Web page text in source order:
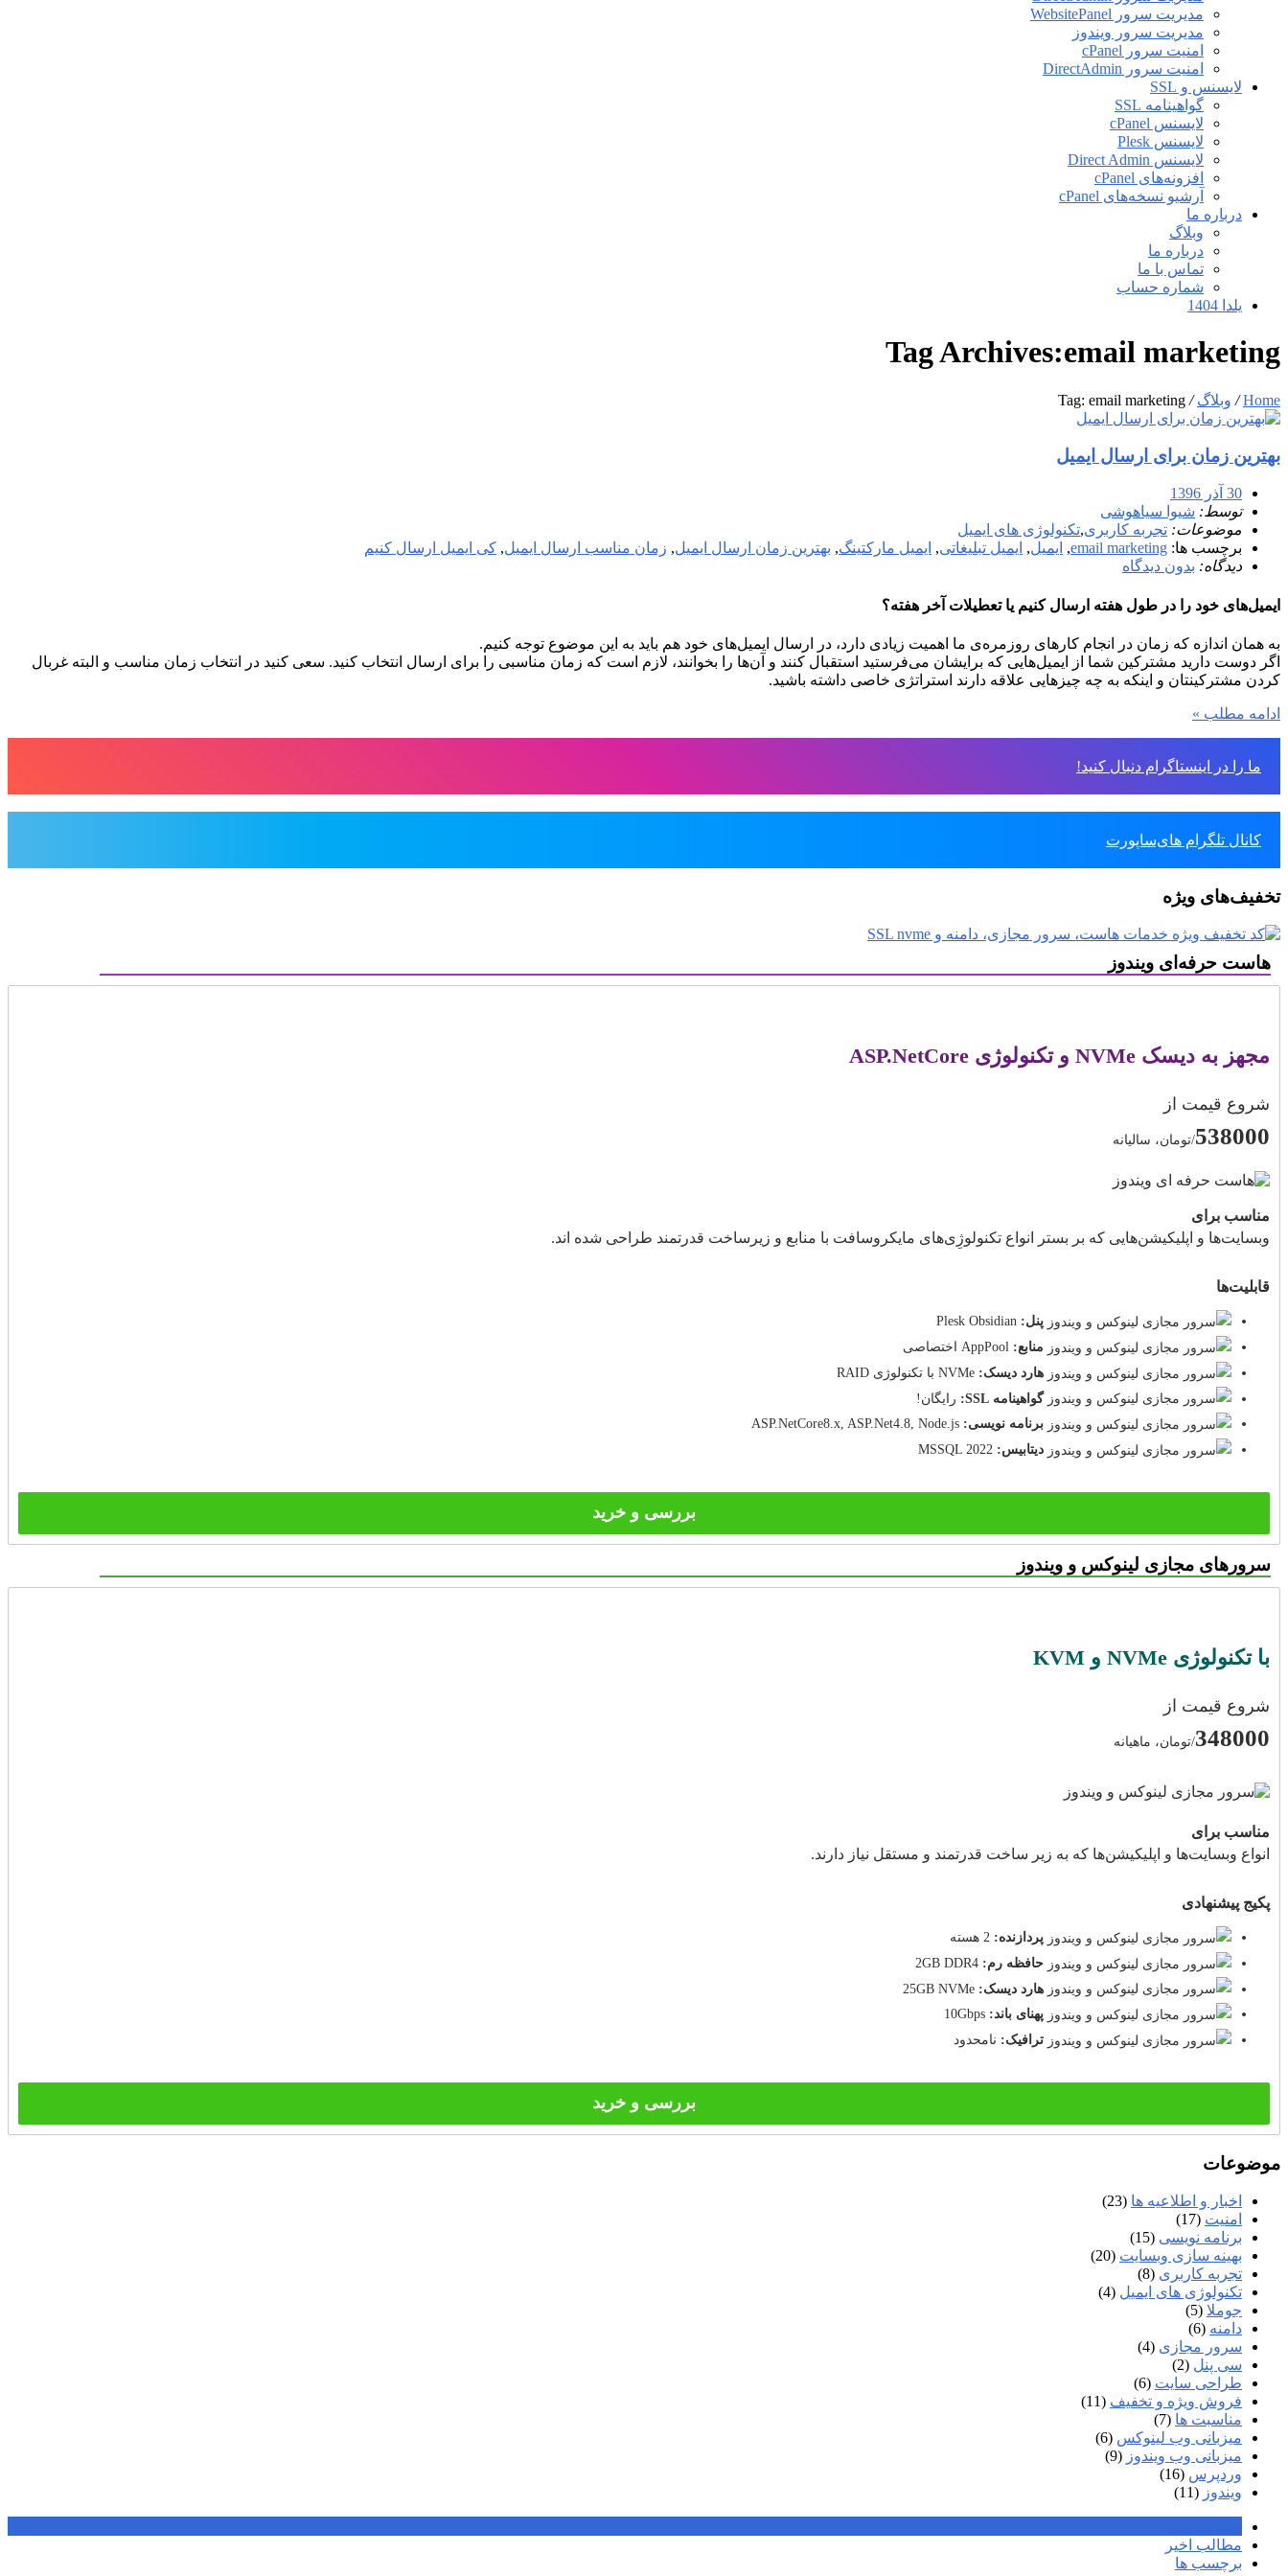
مدیریت سرور WebsitePanel
مدیریت سرور ویندوز
امنیت سرور cPanel
امنیت سرور DirectAdmin
لایسنس و SSL
گواهینامه SSL
لایسنس cPanel
لایسنس Plesk
لایسنس Direct Admin
افزونه‌های cPanel
آرشیو نسخه‌های cPanel
درباره ما
وبلاگ
درباره ما
تماس با ما
شماره حساب
یلدا 1404
Tag Archives:email marketing
Home
/ وبلاگ /
Tag: email marketing
بهترین زمان برای ارسال ایمیل
30 آذر 1396
توسط: شیوا سیاهوشی
موضوعات: تجربه کاربری,تکنولوژی های ایمیل
برچسب ها: email marketing
, ایمیل, ایمیل تبلیغاتی, ایمیل مارکتینگ, بهترین زمان ارسال ایمیل, زمان مناسب ارسال ایمیل, کی ایمیل ارسال کنیم
دیدگاه: بدون دیدگاه
ایمیل‌های خود را در طول هفته ارسال کنیم یا تعطیلات آخر هفته؟
به همان اندازه که زمان در انجام کارهای روزمره‌ی ما اهمیت زیادی دارد، در ارسال ایمیل‌های خود هم باید به این موضوع توجه کنیم.
اگر دوست دارید مشترکین شما از ایمیل‌هایی که برایشان می‌فرستید استقبال کنند و آن‌ها را بخوانند، لازم است که زمان مناسبی را برای ارسال انتخاب کنید. سعی کنید در انتخاب زمان مناسب و البته غربال
کردن مشترکینتان و اینکه به چه چیزهایی علاقه دارند استراتژی خاصی داشته باشید.
ادامه مطلب »
ما را در اینستاگرام دنبال کنید!
کانال تلگرام های‌ساپورت
تخفیف‌های ویژه
هاست حرفه‌ای ویندوز
مجهز به دیسک NVMe و تکنولوژی ASP.NetCore
شروع قیمت از
538000/تومان، سالیانه
مناسب برای
وبسایت‌ها و اپلیکیشن‌هایی که بر بستر انواع تکنولوژِی‌های مایکروسافت با منابع و زیرساخت قدرتمند طراحی شده اند.
قابلیت‌ها
پنل:
منابع:
هارد دیسک:
گواهینامه SSL:
رایگان!
برنامه نویسی: ASP.NetCore8.x, ASP.Net4.8, Node.js
دیتابیس: MSSQL 2022
بررسی و خرید
سرورهای مجازی لینوکس و ویندوز
با تکنولوژی NVMe و KVM
شروع قیمت از
348000/تومان، ماهیانه
مناسب برای
انواع وبسایت‌ها و اپلیکیشن‌ها که به زیر ساخت قدرتمند و مستقل نیاز دارند.
پکیج پیشنهادی
پردازنده:
حافظه رم:
هارد دیسک:
پهنای باند:
ترافیک: نامحدود
بررسی و خرید
موضوعات
اخبار و اطلاعیه ها (23)
امنیت (17)
برنامه نویسی (15)
بهینه سازی وبسایت (20)
تجربه کاربری (8)
تکنولوژی های ایمیل (4)
جوملا (5)
دامنه (6)
سرور مجازی (4)
سی پنل (2)
طراحی سایت (6)
فروش ویژه و تخفیف (11)
مناسبت ها (7)
میزبانی وب لینوکس (6)
میزبانی وب ویندوز (9)
وردپرس (16)
ویندوز (11)
مطالب اخیر
برچسب ها